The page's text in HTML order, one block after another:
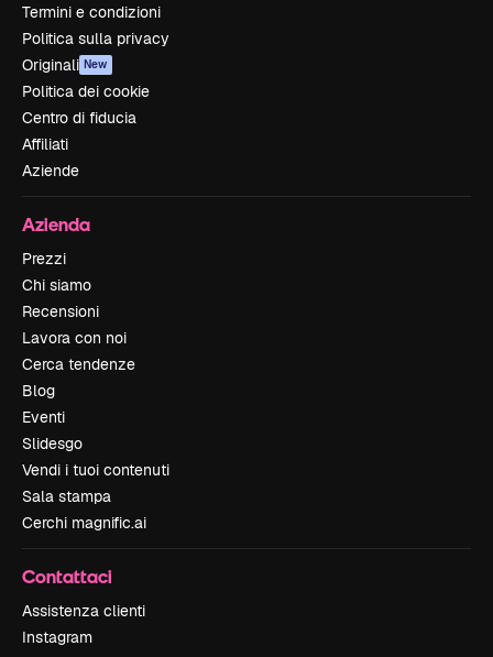
Termini e condizioni
Politica sulla privacy
Originali New
Politica dei cookie
Centro di fiducia
Affiliati
Aziende
Azienda
Prezzi
Chi siamo
Recensioni
Lavora con noi
Cerca tendenze
Blog
Eventi
Slidesgo
Vendi i tuoi contenuti
Sala stampa
Cerchi magnific.ai
Contattaci
Assistenza clienti
Instagram